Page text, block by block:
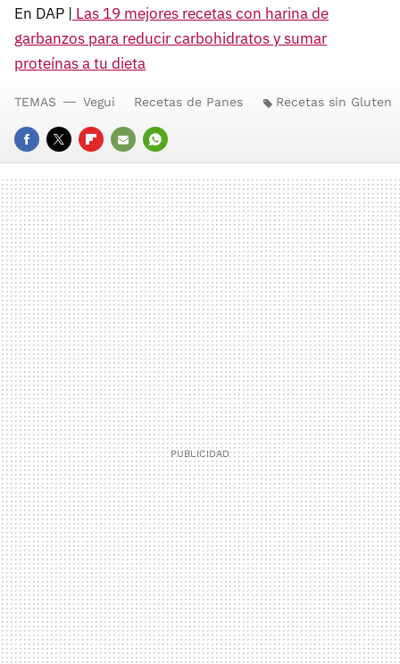
En DAP | Las 19 mejores recetas con harina de
garbanzos para reducir carbohidratos y sumar
proteínas a tu dieta
FACEBOOK
TWITTERFLIPBOARD
E-
MAIL
WHATSAPP
TEMAS Vegui Recetas de Panes Recetas sin Gluten